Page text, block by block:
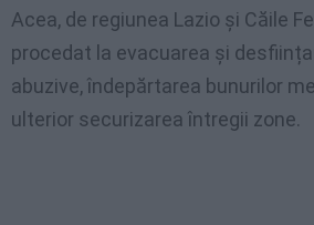
Acea, de regiunea Lazio și Căile
procedat la evacuarea și
abuzive, îndepărtarea bunurilor
ulterior securizarea întregii zone.